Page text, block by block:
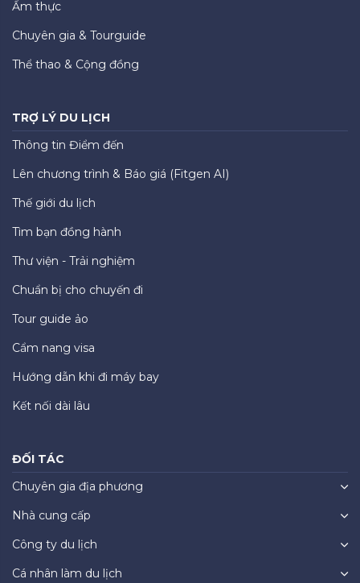
Ẩm thực
Chuyên gia & Tourguide
Thể thao & Cộng đồng
TRỢ LÝ DU LỊCH
Thông tin Điểm đến
Lên chương trình & Báo giá (Fitgen AI)
Thế giới du lịch
Tìm bạn đồng hành
Thư viện - Trải nghiệm
Chuẩn bị cho chuyến đi
Tour guide ảo
Cẩm nang visa
Hướng dẫn khi đi máy bay
Kết nối dài lâu
ĐỐI TÁC
Chuyên gia địa phương
Nhà cung cấp
Công ty du lịch
Cá nhân làm du lịch